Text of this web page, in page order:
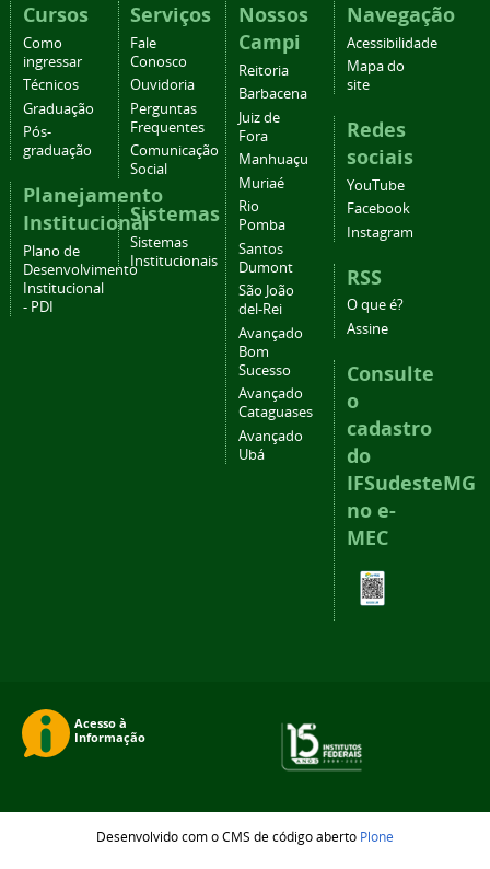
Cursos
Como
ingressar
Técnicos
Graduação
Pós-
graduação
Planejamento
Institucional
Plano de
Desenvolvimento
Institucional
- PDI
Serviços
Fale
Conosco
Ouvidoria
Perguntas
Frequentes
Comunicação
Social
Sistemas
Sistemas
Institucionais
Nossos
Campi
Reitoria
Barbacena
Juiz de
Fora
Manhuaçu
Muriaé
Rio
Pomba
Santos
Dumont
São João
del-Rei
Avançado
Bom
Sucesso
Avançado
Cataguases
Avançado
Ubá
Navegação
Acessibilidade
Mapa do
site
Redes
sociais
YouTube
Facebook
Instagram
RSS
O que é?
Assine
Consulte
o
cadastro
do
IFSudesteMG
no e-
MEC
Desenvolvido com o CMS de código aberto Plone